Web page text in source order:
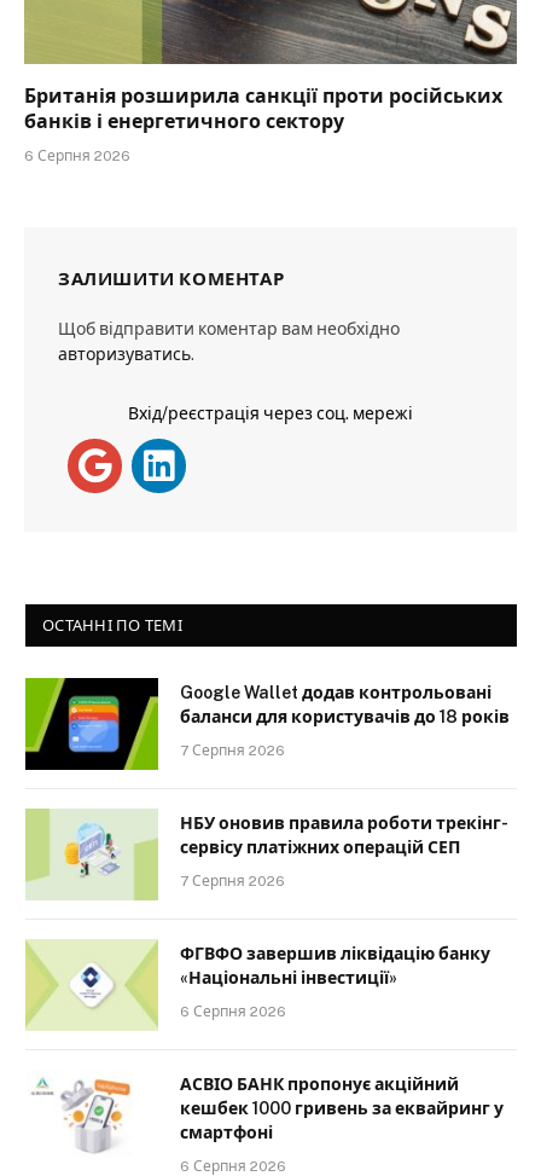
Британія розширила санкції проти російських
банків і енергетичного сектору
6 Серпня 2026
ЗАЛИШИТИ КОМЕНТАР
Щоб відправити коментар вам необхідно
авторизуватись.
Вхід/реєстрація через соц. мережі
ОСТАННІ ПО ТЕМІ
Google Wallet додав контрольовані
баланси для користувачів до 18 років
7 Серпня 2026
НБУ оновив правила роботи трекінг-
сервісу платіжних операцій СЕП
7 Серпня 2026
ФГВФО завершив ліквідацію банку
«Національні інвестиції»
6 Серпня 2026
АСВІО БАНК пропонує акційний
кешбек 1000 гривень за еквайринг у
смартфоні
6 Серпня 2026